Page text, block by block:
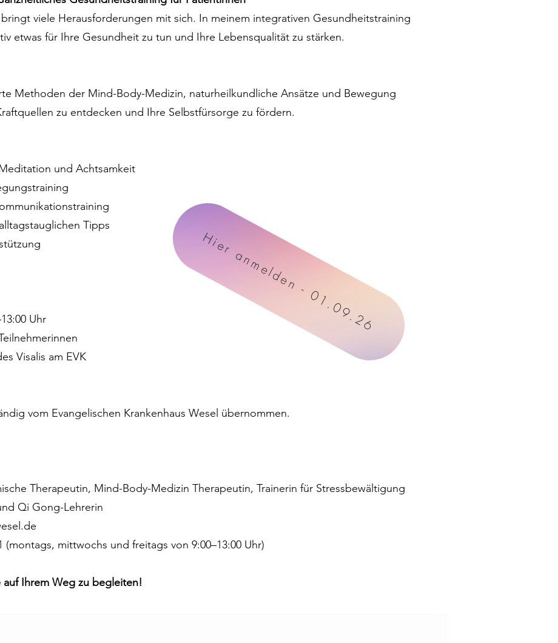
viele Herausforderungen mit sich. In meinem integrativen Gesundheitstraining
etwas für Ihre Gesundheit zu tun und Ihre Lebensqualität zu stärken.
Methoden der Mind-Body-Medizin, naturheilkundliche Ansätze und Bewegung
zu entdecken und Ihre Selbstfürsorge zu fördern.
und Achtsamkeit
Tipps
Uhr
Visalis am EVK
vom Evangelischen Krankenhaus Wesel übernommen.
Therapeutin, Mind-Body-Medizin Therapeutin, Trainerin für Stressbewältigung
Qi Gong-Lehrerin
(montags, mittwochs und freitags von 9:00–13:00 Uhr)
auf Ihrem Weg zu begleiten!
Hier anmelden - 01.09.26